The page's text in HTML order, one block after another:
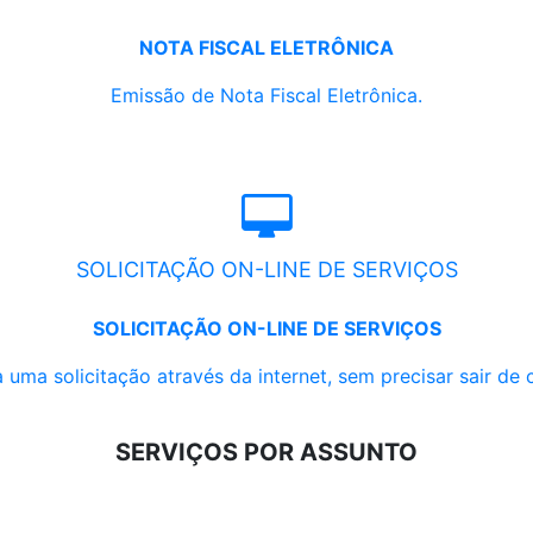
NOTA FISCAL ELETRÔNICA
Emissão de Nota Fiscal Eletrônica.
SOLICITAÇÃO ON-LINE DE SERVIÇOS
SOLICITAÇÃO ON-LINE DE SERVIÇOS
uma solicitação através da internet, sem precisar sair de
SERVIÇOS POR ASSUNTO